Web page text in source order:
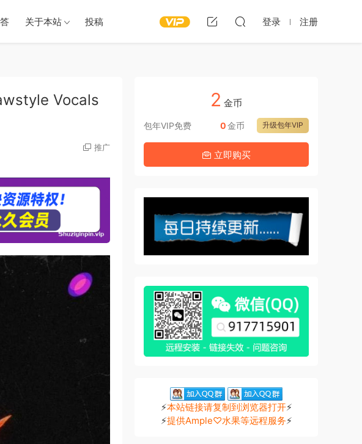
关于本站 投稿 登录 注册
Vocals
推广
2 金币
包年VIP免费 升级包年VIP
0金币
立即购买
⚡本站链接请复制到浏览器打开⚡
⚡提供Ample♡水果等远程服务⚡